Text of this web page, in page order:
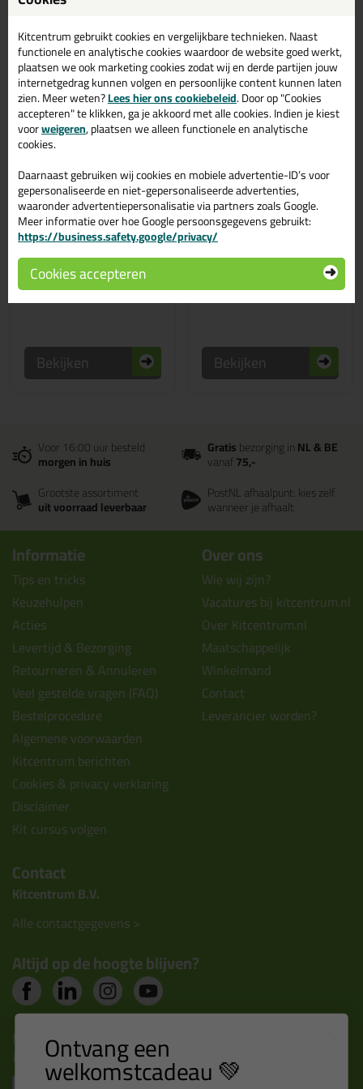
Soudal Soudaseal 2K
losse mengtuit
Mengtuit voor de Soudaseal
2K
1,99
Bekijken
Sikadur -33 mengtuit (5
stuks)
Verpakt per zakje van 5
9,19
Bekijken
Voor 16:00 uur besteld
morgen in huis
Gratisbezorging inNL & BE
vanaf75,-
Grootste assortiment
uit voorraad leverbaar
PostNL afhaalpunt: kies zelf
wanneer je afhaalt
Informatie
Tips en tricks
Keuzehulpen
Acties
Levertijd & Bezorging
Retourneren & Annuleren
Veel gestelde vragen (FAQ)
Bestelprocedure
Algemene voorwaarden
Kitcentrum berichten
Cookies & privacy verklaring
Disclaimer
Kit cursus volgen
Over ons
Wie wij zijn?
Vacatures bij kitcentrum.nl
Over Kitcentrum.nl
Maatschappelijk
Winkelmand
Contact
Leverancier worden?
Contact
Kitcentrum B.V.
Alle contactgegevens >
Altijd op de hoogte blijven?
Nieuws, tips en exclusieve deals rechtstreeks in je
inbox
Kitcentrum gebruikt cookies en vergelijkbare technieken. Naast
functionele en analytische cookies waardoor de website goed werkt,
plaatsen we ook marketing cookies zodat wij en derde partijen jouw
internetgedrag kunnen volgen en persoonlijke content kunnen laten
zien. Meer weten?Lees hier ons cookiebeleid. Door op "Cookies
accepteren" te klikken, ga je akkoord met alle cookies. Indien je kiest
voorweigeren, plaatsen we alleen functionele en analytische
cookies.
Daarnaast gebruiken wij cookies en mobiele advertentie-ID’s voor
gepersonaliseerde en niet-gepersonaliseerde advertenties,
waaronder advertentiepersonalisatie via partners zoals Google.
Meer informatie over hoe Google persoonsgegevens gebruikt:
https://business.safety.google/privacy/
Cookies accepteren
Ontvang een
welkomstcadeau 💚